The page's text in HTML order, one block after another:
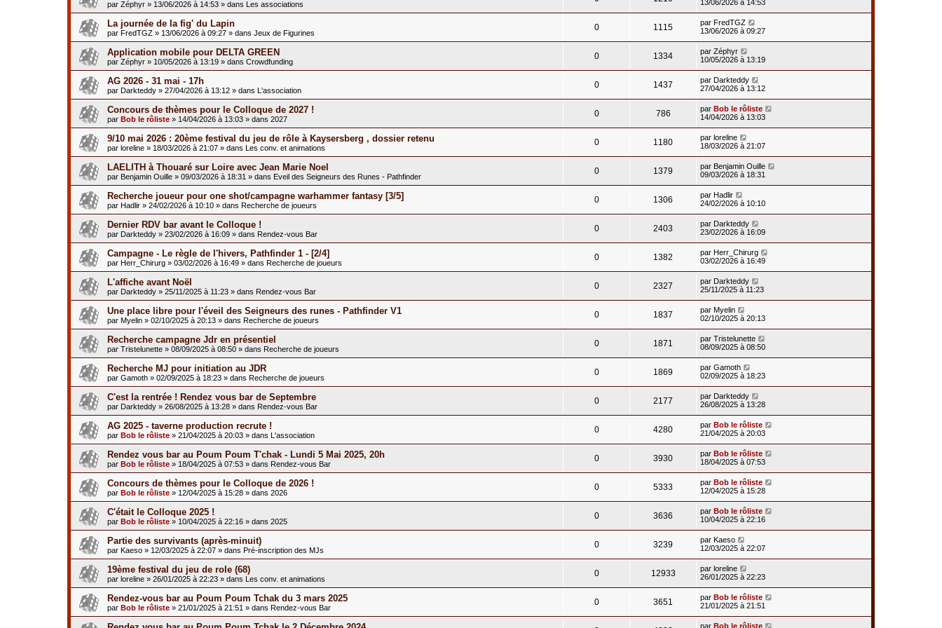
par Zéphyr » 13/06/2026 à 14:53 » dans Les associations
13/06/2026 à 14:53
La journée de la fig' du Lapin
par FredTGZ » 13/06/2026 à 09:27 » dans Jeux de Figurines
0 1115 par FredTGZ
13/06/2026 à 09:27
Application mobile pour DELTA GREEN
par Zéphyr » 10/05/2026 à 13:19 » dans Crowdfunding
0 1334 par Zéphyr
10/05/2026 à 13:19
AG 2026 - 31 mai - 17h
par Darkteddy » 27/04/2026 à 13:12 » dans L'association
0 1437 par Darkteddy
27/04/2026 à 13:12
Concours de thèmes pour le Colloque de 2027 !
par Bob le rôliste » 14/04/2026 à 13:03 » dans 2027
0 786 par Bob le rôliste
14/04/2026 à 13:03
9/10 mai 2026 : 20ème festival du jeu de rôle à Kaysersberg , dossier retenu
par loreline » 18/03/2026 à 21:07 » dans Les conv. et animations
0 1180 par loreline
18/03/2026 à 21:07
LAELITH à Thouaré sur Loire avec Jean Marie Noel
par Benjamin Ouille » 09/03/2026 à 18:31 » dans Eveil des Seigneurs des Runes - Pathfinder
0 1379 par Benjamin Ouille
09/03/2026 à 18:31
Recherche joueur pour one shot/campagne warhammer fantasy [3/5]
par Hadlir » 24/02/2026 à 10:10 » dans Recherche de joueurs
0 1306 par Hadlir
24/02/2026 à 10:10
Dernier RDV bar avant le Colloque !
par Darkteddy » 23/02/2026 à 16:09 » dans Rendez-vous Bar
0 2403 par Darkteddy
23/02/2026 à 16:09
Campagne - Le règle de l'hivers, Pathfinder 1 - [2/4]
par Herr_Chirurg » 03/02/2026 à 16:49 » dans Recherche de joueurs
0 1382 par Herr_Chirurg
03/02/2026 à 16:49
L'affiche avant Noël
par Darkteddy » 25/11/2025 à 11:23 » dans Rendez-vous Bar
0 2327 par Darkteddy
25/11/2025 à 11:23
Une place libre pour l'éveil des Seigneurs des runes - Pathfinder V1
par Myelin » 02/10/2025 à 20:13 » dans Recherche de joueurs
0 1837 par Myelin
02/10/2025 à 20:13
Recherche campagne Jdr en présentiel
par Tristelunette » 08/09/2025 à 08:50 » dans Recherche de joueurs
0 1871 par Tristelunette
08/09/2025 à 08:50
Recherche MJ pour initiation au JDR
par Gamoth » 02/09/2025 à 18:23 » dans Recherche de joueurs
0 1869 par Gamoth
02/09/2025 à 18:23
C'est la rentrée ! Rendez vous bar de Septembre
par Darkteddy » 26/08/2025 à 13:28 » dans Rendez-vous Bar
0 2177 par Darkteddy
26/08/2025 à 13:28
AG 2025 - taverne production recrute !
par Bob le rôliste » 21/04/2025 à 20:03 » dans L'association
0 4280 par Bob le rôliste
21/04/2025 à 20:03
Rendez vous bar au Poum Poum T'chak - Lundi 5 Mai 2025, 20h
par Bob le rôliste » 18/04/2025 à 07:53 » dans Rendez-vous Bar
0 3930 par Bob le rôliste
18/04/2025 à 07:53
Concours de thèmes pour le Colloque de 2026 !
par Bob le rôliste » 12/04/2025 à 15:28 » dans 2026
0 5333 par Bob le rôliste
12/04/2025 à 15:28
C'était le Colloque 2025 !
par Bob le rôliste » 10/04/2025 à 22:16 » dans 2025
0 3636 par Bob le rôliste
10/04/2025 à 22:16
Partie des survivants (après-minuit)
par Kaeso » 12/03/2025 à 22:07 » dans Pré-inscription des MJs
0 3239 par Kaeso
12/03/2025 à 22:07
19ème festival du jeu de role (68)
par loreline » 26/01/2025 à 22:23 » dans Les conv. et animations
0 12933 par loreline
26/01/2025 à 22:23
Rendez-vous bar au Poum Poum Tchak du 3 mars 2025
par Bob le rôliste » 21/01/2025 à 21:51 » dans Rendez-vous Bar
0 3651 par Bob le rôliste
21/01/2025 à 21:51
par Bob le rôliste